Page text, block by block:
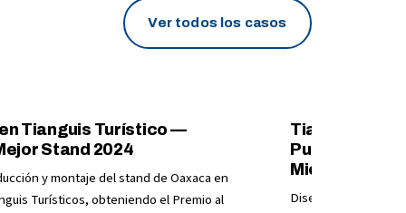
Ver todos los casos
Tianguis Turístico —
Stand 2024
y montaje del stand de Oaxaca en
Turísticos, obteniendo el Premio al
Tianguis de
Puebla,
Michoacán y
Diseño,